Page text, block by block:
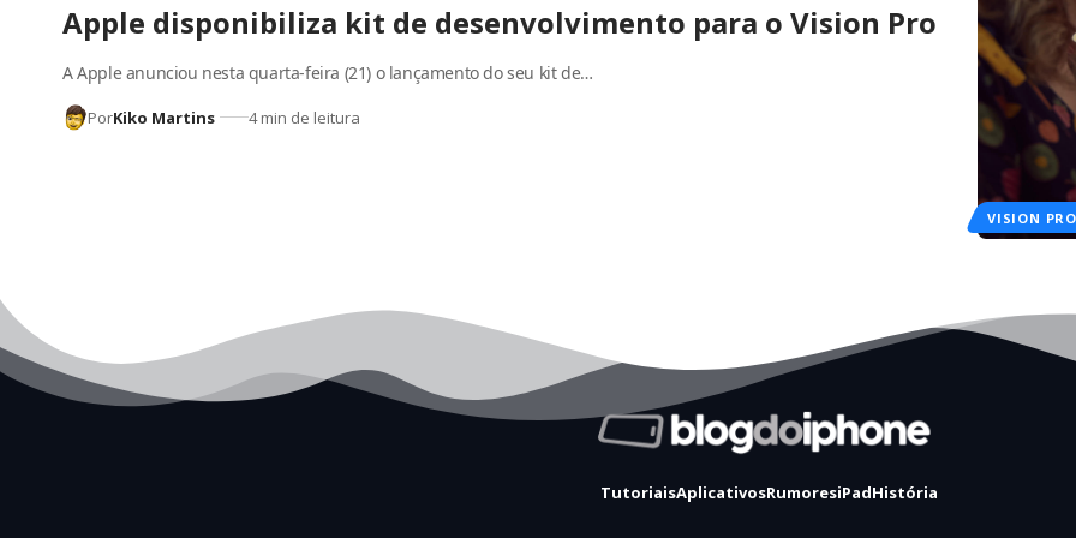
VISION PRO
Apple disponibiliza kit de desenvolvimento para o Vision Pro
A Apple anunciou nesta quarta-feira (21) o lançamento do seu kit de…
PorKiko Martins 4 min de leitura
TutoriaisAplicativosRumoresiPadHistória